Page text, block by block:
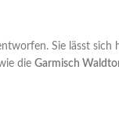
Sie lässt
die Garmisch